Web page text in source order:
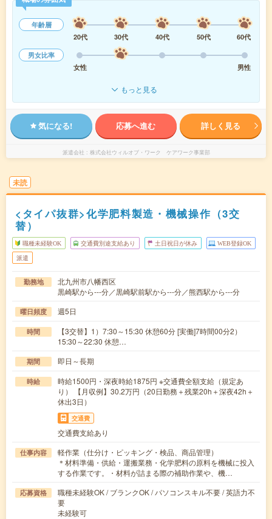
年齢層
20代
30代 40代 50代
60代
男女比率
女性
男性
もっと見る
気になる! 応募へ進む 詳しく見る
派遣会社 株式会社ウィルオブ・ワーク ケアワーク事業部
未読
<タイパ抜群>化学肥料製造・機械操作（3交
替）
職種未経験OK 交通費別途支給あり 土日祝日が休み WEB登録OK
派遣
勤務地
北九州市八幡西区
黒崎駅から---分／黒崎駅前駅から---分／熊西駅から---分
曜日頻度 週5日
時間
【3交替】1）7:30～15:30 休憩60分 [実働]7時間00分2）
15:30～22:30 休憩…
期間 即日～長期
時給
時給1500円・深夜時給1875円 ※交通費全額支給（規定あ
り） 【月収例】30.2万円（20日勤務＋残業20h＋深夜42h＋
休出3日）
交通費
交通費支給あり
仕事内容
軽作業（仕分け・ピッキング・検品、商品管理）
＊材料準備・供給・運搬業務・化学肥料の原料を機械に投入
する作業です。・材料が詰まる際の補助作業や、機…
応募資格
職種未経験OK / ブランクOK / パソコンスキル不要 / 英語力不
要
未経験可